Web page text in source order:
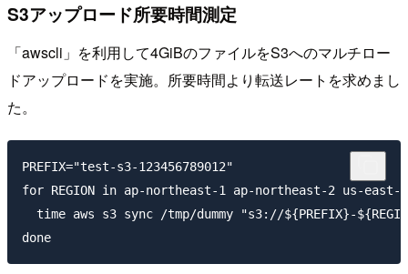
S3アップロード所要時間測定
「awscli」を利用して4GiBのファイルをS3へのマルチロー
ドアップロードを実施。所要時間より転送レートを求めまし
た。
PREFIX="test-s3-123456789012"
for REGION in ap-northeast-1 ap-northeast-2 us-
time aws s3 sync /tmp/dummy "s3://${PREFIX}-